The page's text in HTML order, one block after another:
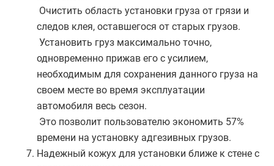
Очистить область установки груза от грязи и
следов клея, оставшегося от старых грузов.
Установить груз максимально точно,
одновременно прижав его с усилием,
необходимым для сохранения данного груза на
своем месте во время эксплуатации
автомобиля весь сезон.
Это позволит пользователю экономить 57%
времени на установку адгезивных грузов.
Надежный кожух для установки ближе к стене с